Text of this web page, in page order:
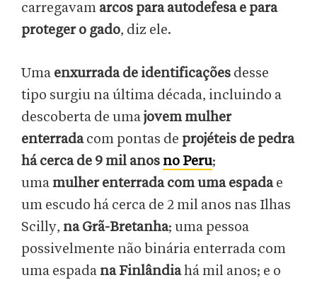
carregavam arcos para autodefesa e para
proteger o gado, diz ele.
Uma enxurrada de identificações desse
tipo surgiu na última década, incluindo a
descoberta de umajovem mulher
enterradacom pontas de projéteis de pedra
há cerca de 9 mil anos no Peru;
uma mulher enterrada com uma espadae
um escudo há cerca de 2 mil anos nas Ilhas
Scilly, na Grã-Bretanha; uma pessoa
possivelmente não binária enterrada com
uma espada na Finlândiahá mil anos; e o